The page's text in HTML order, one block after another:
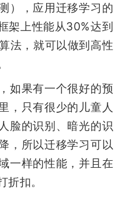
），应用迁移学习的
架上性能从30%达到
法，就可以做到高性
如果有一个很好的预
，只有很少的儿童人
脸的识别、暗光的识
，所以迁移学习可以
一样的性能，并且在
扣。